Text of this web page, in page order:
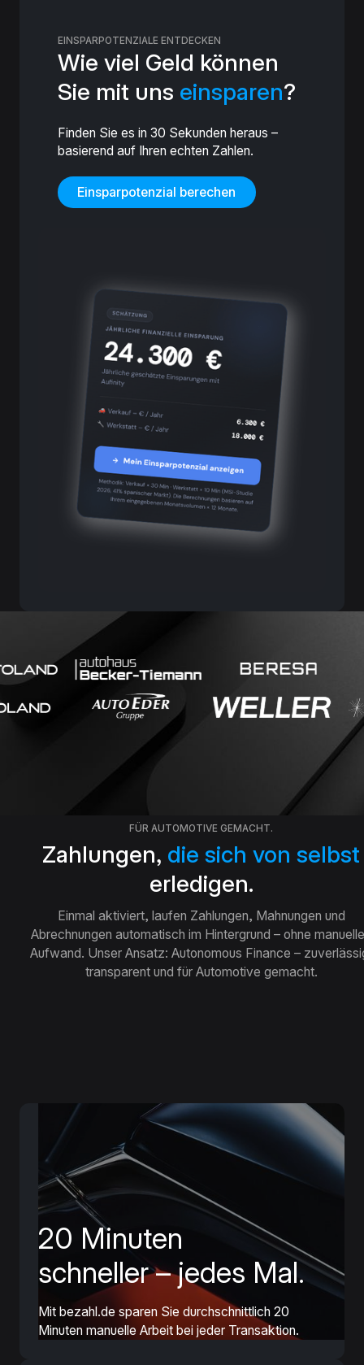
EINSPARPOTENZIALE ENTDECKEN
Wie viel Geld können
Sie mit uns einsparen?
Finden Sie es in 30 Sekunden heraus –
basierend auf Ihren echten Zahlen.
Einsparpotenzial berechen
FÜR AUTOMOTIVE GEMACHT.
Zahlungen, die sich von selbst
erledigen.
Einmal aktiviert, laufen Zahlungen, Mahnungen und
Abrechnungen automatisch im Hintergrund – ohne
Aufwand. Unser Ansatz: Autonomous Finance –
transparent und für Automotive gemacht.
20 Minuten
schneller – jedes Mal.
Mit bezahl.de sparen Sie durchschnittlich 20
Minuten manuelle Arbeit bei jeder Transaktion.